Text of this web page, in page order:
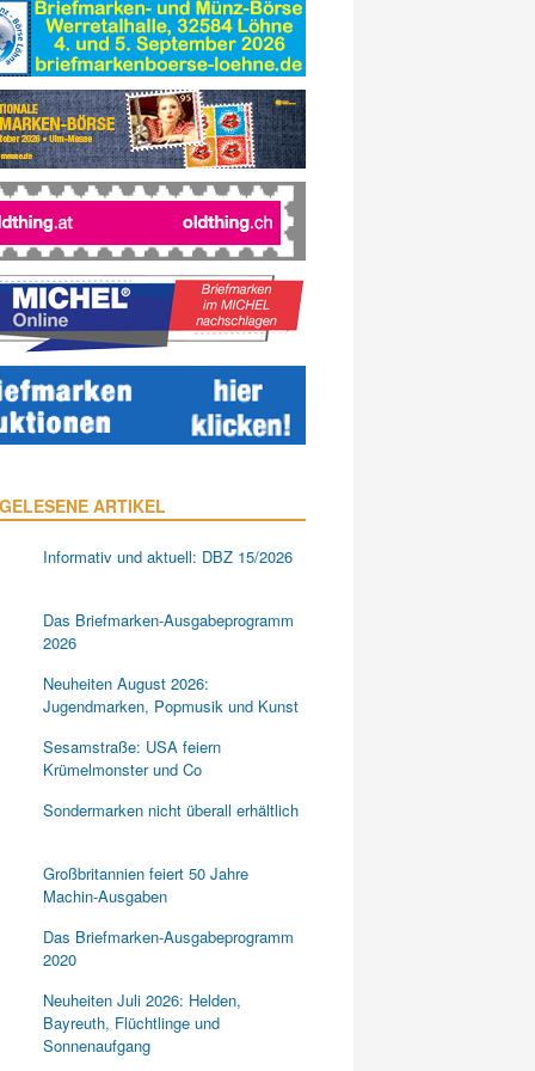
ARTIKEL
Informativ und aktuell: DBZ 15/2026
Das Briefmarken-Ausgabeprogramm
2026
Neuheiten August 2026:
Jugendmarken, Popmusik und Kunst
Sesamstraße: USA feiern
Krümelmonster und Co
Sondermarken nicht überall erhältlich
Großbritannien feiert 50 Jahre
Machin-Ausgaben
Das Briefmarken-Ausgabeprogramm
2020
Neuheiten Juli 2026: Helden,
Bayreuth, Flüchtlinge und
Sonnenaufgang